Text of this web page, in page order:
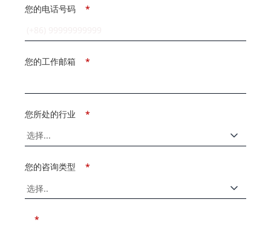
*
您的电话号码
*
您的工作邮箱
*
您所处的行业
*
您的咨询类型
*